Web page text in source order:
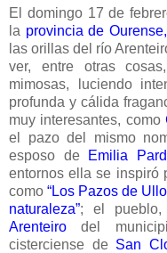
El domingo 17 de
la provincia de Ourense,
las orillas del río
ver, entre otras
mimosas, luciendo
profunda y cálida
muy interesantes, como
el pazo del mismo
esposo de
Emilia
entornos ella se inspiró
como“Los Pazos de
naturaleza”; el
Arenteiro del
cisterciense de San